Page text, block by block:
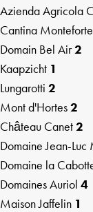
Azienda Agricola
Cantina Monteforte
Domain Bel Air2
Kaapzicht 1
Lungarotti 2
Mont d'Hortes2
Château Canet2
Domaine Jean-
Domaine la
Domaines Auriol 4
Maison Jaffelin 1